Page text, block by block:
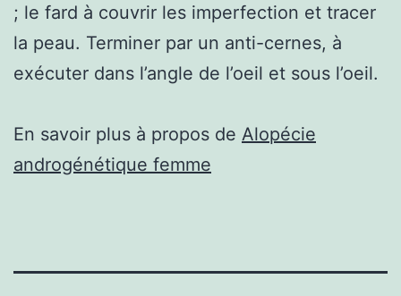
; le fard à couvrir les imperfection et tracer
la peau. Terminer par un anti-cernes, à
exécuter dans l’angle de l’oeil et sous l’oeil.
En savoir plus à propos de Alopécie
androgénétique femme